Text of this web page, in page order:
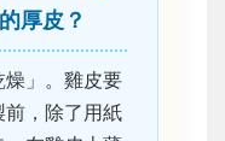
厚皮？
」。雞皮要
，除了用紙